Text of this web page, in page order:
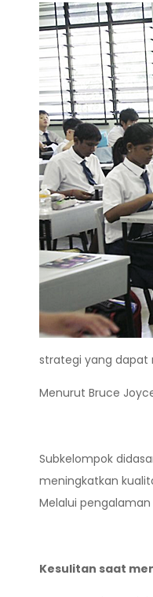
strategi yang dapat
Menurut Bruce
Subkelompok
meningkatkan
Melalui
Kesulitan saat